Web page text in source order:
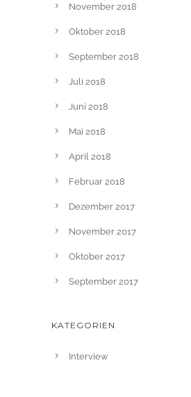
November 2018
Oktober 2018
September 2018
Juli 2018
Juni 2018
Mai 2018
April 2018
Februar 2018
Dezember 2017
November 2017
Oktober 2017
September 2017
KATEGORIEN
Interview